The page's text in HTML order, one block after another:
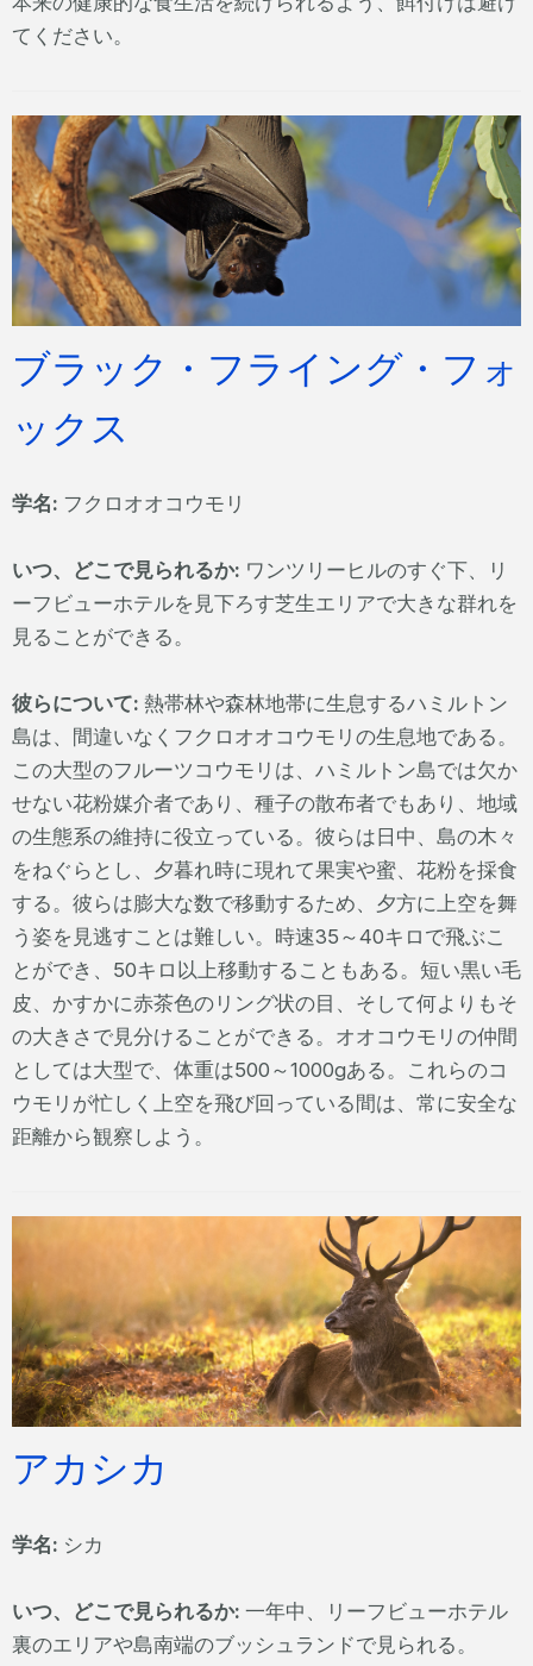
てください。
ブラック・フライング・フォ
ックス
学名: フクロオオコウモリ
いつ、どこで見られるか: ワンツリーヒルのすぐ下、リ
ーフビューホテルを見下ろす芝生エリアで大きな群れを
見ることができる。
彼らについて: 熱帯林や森林地帯に生息するハミルトン
島は、間違いなくフクロオオコウモリの生息地である。
この大型のフルーツコウモリは、ハミルトン島では欠か
せない花粉媒介者であり、種子の散布者でもあり、地域
の生態系の維持に役立っている。彼らは日中、島の木々
をねぐらとし、夕暮れ時に現れて果実や蜜、花粉を採食
する。彼らは膨大な数で移動するため、夕方に上空を舞
う姿を見逃すことは難しい。時速35～40キロで飛ぶこ
とができ、50キロ以上移動することもある。短い黒い毛
皮、かすかに赤茶色のリング状の目、そして何よりもそ
の大きさで見分けることができる。オオコウモリの仲間
としては大型で、体重は500～1000gある。これらのコ
ウモリが忙しく上空を飛び回っている間は、常に安全な
距離から観察しよう。
アカシカ
学名: シカ
いつ、どこで見られるか: 一年中、リーフビューホテル
裏のエリアや島南端のブッシュランドで見られる。